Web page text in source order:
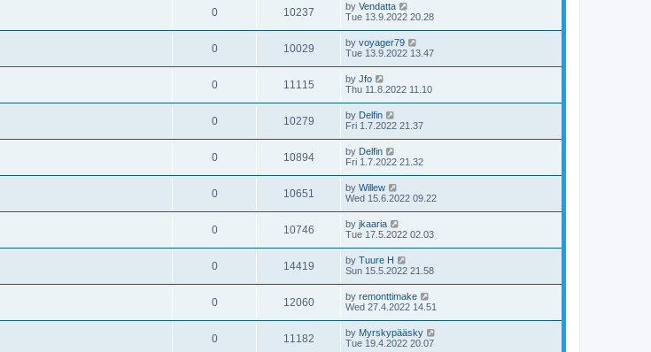
0 10237 by Vendatta
Tue 13.9.2022 20.28
0 10029 by voyager79
Tue 13.9.2022 13.47
0 11115 by Jfo
Thu 11.8.2022 11.10
0 10279 by Delfin
Fri 1.7.2022 21.37
0 10894 by Delfin
Fri 1.7.2022 21.32
0 10651 by Willew
Wed 15.6.2022 09.22
0 10746 by jkaaria
Tue 17.5.2022 02.03
0 14419 by Tuure H
Sun 15.5.2022 21.58
0 12060 by remonttimake
Wed 27.4.2022 14.51
0 11182 by Myrskypääsky
Tue 19.4.2022 20.07